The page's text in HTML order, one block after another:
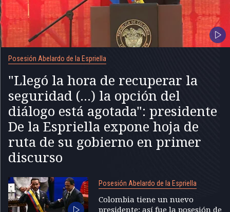
Posesión Abelardo de la Espriella
"Llegó la hora de recuperar la
seguridad (...) la opción del
diálogo está agotada": presidente
De la Espriella expone hoja de
ruta de su gobierno en primer
discurso
Posesión Abelardo de la Espriella
Colombia tiene un nuevo
presidente; así fue la posesión de